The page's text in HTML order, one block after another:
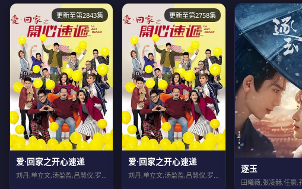
更新至第2843集
爱·回家之开心速递
更新至第2758集
爱·回家之开心速递
逐玉